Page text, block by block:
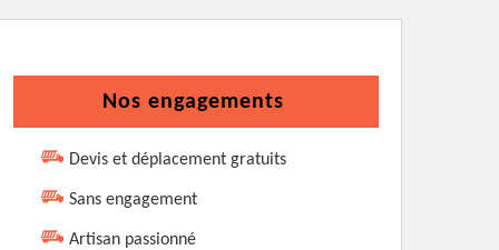
Nos engagements
Devis et déplacement gratuits
Sans engagement
Artisan passionné